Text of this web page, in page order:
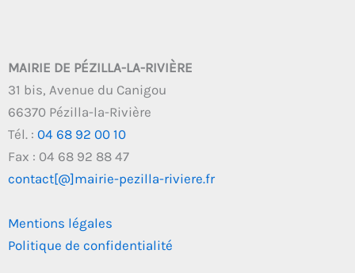
MAIRIE DE PÉZILLA-LA-RIVIÈRE
31 bis, Avenue du Canigou
66370 Pézilla-la-Rivière
Tél. : 04 68 92 00 10
Fax : 04 68 92 88 47
contact[@]mairie-pezilla-riviere.fr
Mentions légales
Politique de confidentialité